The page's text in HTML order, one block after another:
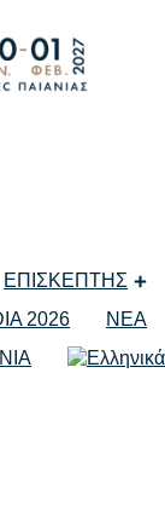
ΕΠΙΣΚΕΠΤΗΣ
2026
ΝΕΑ